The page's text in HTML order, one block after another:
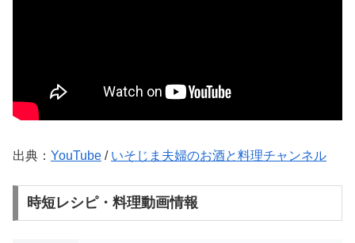
出典： YouTube / いそじま夫婦のお酒と料理チャンネル
時短レシピ・料理動画情報